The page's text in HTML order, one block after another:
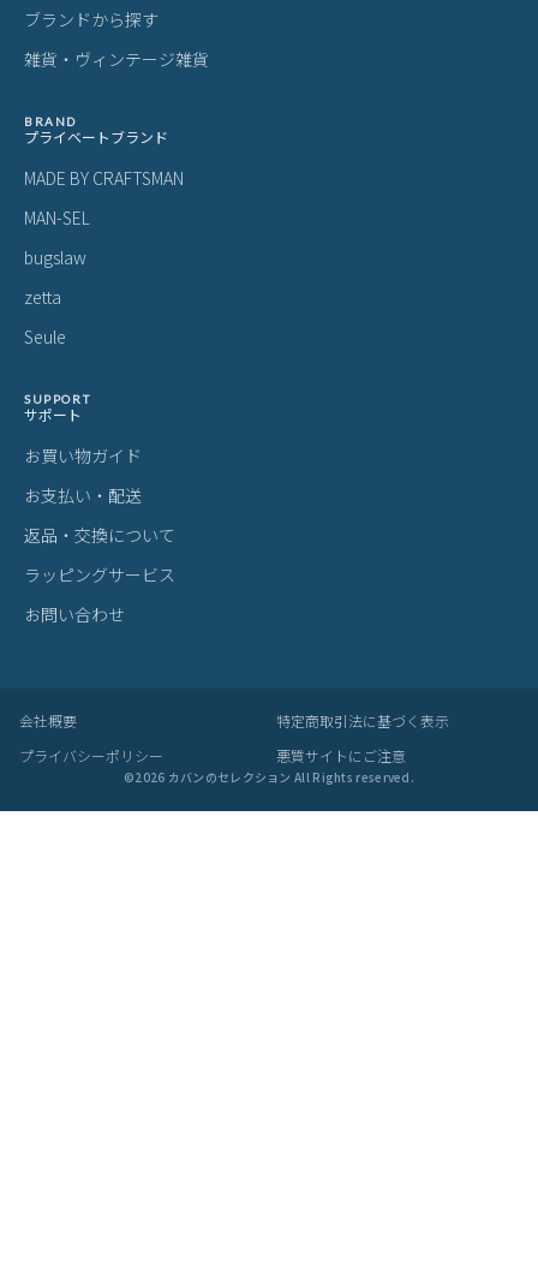
ブランドから探す
雑貨・ヴィンテージ雑貨
BRAND
プライベートブランド
MADE BY CRAFTSMAN
MAN-SEL
bugslaw
zetta
Seule
SUPPORT
サポート
お買い物ガイド
お支払い・配送
返品・交換について
ラッピングサービス
お問い合わせ
会社概要
特定商取引法に基づく表示
プライバシーポリシー
悪質サイトにご注意
©2026 カバンのセレクション All Rights reserved.